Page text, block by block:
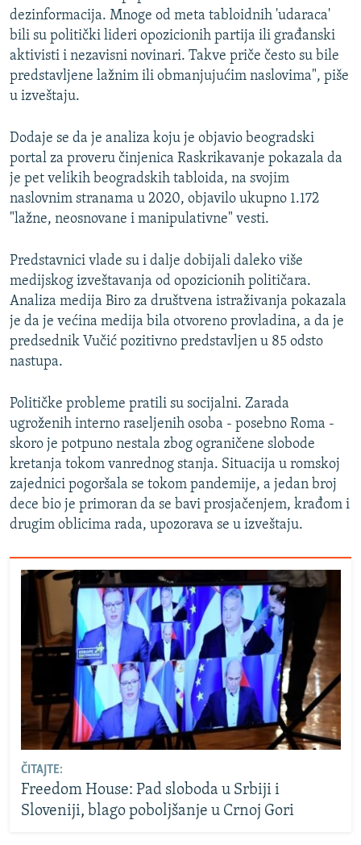
dezinformacija. Mnoge od meta tabloidnih 'udaraca'
bili su politički lideri opozicionih partija ili građanski
aktivisti i nezavisni novinari. Takve priče često su bile
predstavljene lažnim ili obmanjujućim naslovima", piše
u izveštaju.
Dodaje se da je analiza koju je objavio beogradski
portal za proveru činjenica Raskrikavanje pokazala da
je pet velikih beogradskih tabloida, na svojim
naslovnim stranama u 2020, objavilo ukupno 1.172
"lažne, neosnovane i manipulativne" vesti.
Predstavnici vlade su i dalje dobijali daleko više
medijskog izveštavanja od opozicionih političara.
Analiza medija Biro za društvena istraživanja pokazala
je da je većina medija bila otvoreno provladina, a da je
predsednik Vučić pozitivno predstavljen u 85 odsto
nastupa.
Političke probleme pratili su socijalni. Zarada
ugroženih interno raseljenih osoba - posebno Roma -
skoro je potpuno nestala zbog ograničene slobode
kretanja tokom vanrednog stanja. Situacija u romskoj
zajednici pogoršala se tokom pandemije, a jedan broj
dece bio je primoran da se bavi prosjačenjem, krađom i
drugim oblicima rada, upozorava se u izveštaju.
ČITAJTE:
Freedom House: Pad sloboda u Srbiji i
Sloveniji, blago poboljšanje u Crnoj Gori